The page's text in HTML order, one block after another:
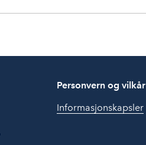
Personvern og vilkår
Informasjonskapsler